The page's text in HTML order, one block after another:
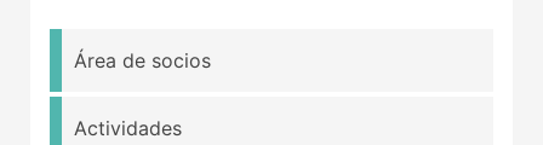
Área de socios
Actividades